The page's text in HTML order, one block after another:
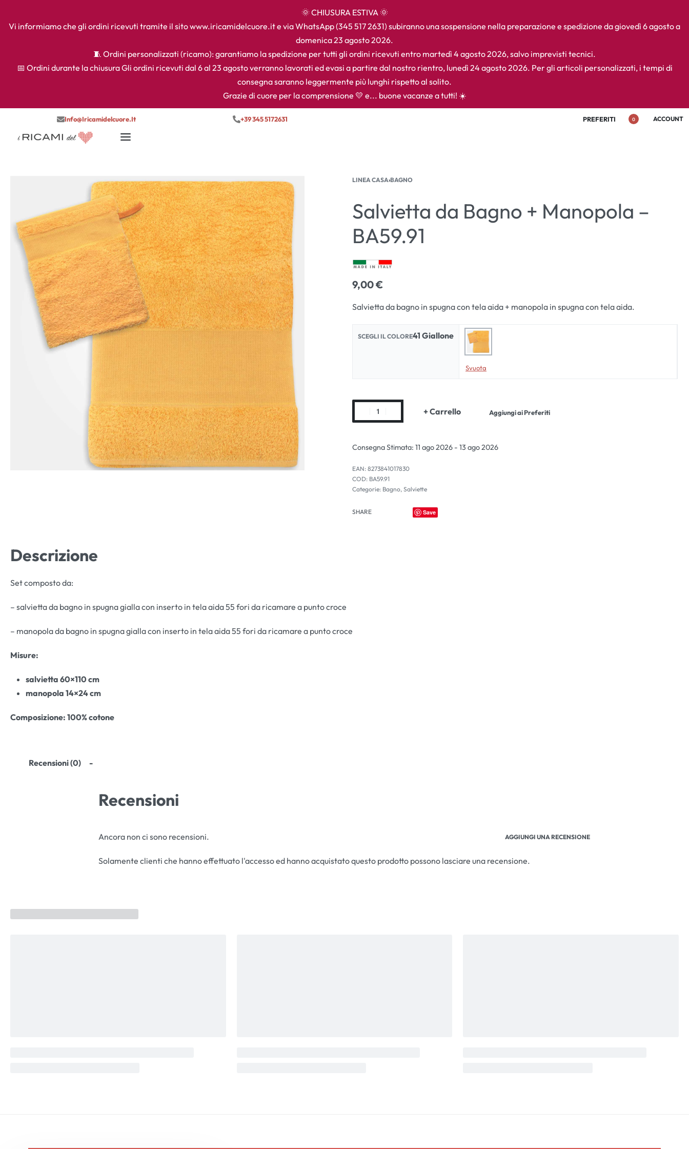
🌞 CHIUSURA ESTIVA 🌞
Vi informiamo che gli ordini ricevuti tramite il sito www.iricamidelcuore.it e via WhatsApp (345 517 2631) subiranno una sospensione nella preparazione e spedizione da giovedì 6 agosto a
domenica 23 agosto 2026.
🧵 Ordini personalizzati (ricamo): garantiamo la spedizione per tutti gli ordini ricevuti entro martedì 4 agosto 2026, salvo imprevisti tecnici.
📅 Ordini durante la chiusura Gli ordini ricevuti dal 6 al 23 agosto verranno lavorati ed evasi a partire dal nostro rientro, lunedì 24 agosto 2026. Per gli articoli personalizzati, i tempi di
consegna saranno leggermente più lunghi rispetto al solito.
Grazie di cuore per la comprensione 💛 e... buone vacanze a tutti! ☀️
Info@iricamidelcuore.it +39 345 5172631 PREFERITI 0 ACCOUNT
LINEA CASA›BAGNO
Salvietta da Bagno + Manopola –
BA59.91
9,00€
Salvietta da bagno in spugna con tela aida + manopola in spugna con tela aida.
SCEGLI IL COLORE41 Giallone
Svuota
+ Carrello Aggiungi ai Preferiti
Consegna Stimata: 11 ago 2026 - 13 ago 2026
EAN:8273841017830
BA59.91
Categorie: Bagno,Salviette
SHARE Save
Descrizione
Set composto da:
– salvietta da bagno in spugna gialla con inserto in tela aida 55 fori da ricamare a punto croce
– manopola da bagno in spugna gialla con inserto in tela aida 55 fori da ricamare a punto croce
Misure:
salvietta 60×110 cm
manopola 14×24 cm
Composizione: 100% cotone
Recensioni (0)
Recensioni
Ancora non ci sono recensioni. AGGIUNGI UNA RECENSIONE
Solamente clienti che hanno effettuato l'accesso ed hanno acquistato questo prodotto possono lasciare una recensione.